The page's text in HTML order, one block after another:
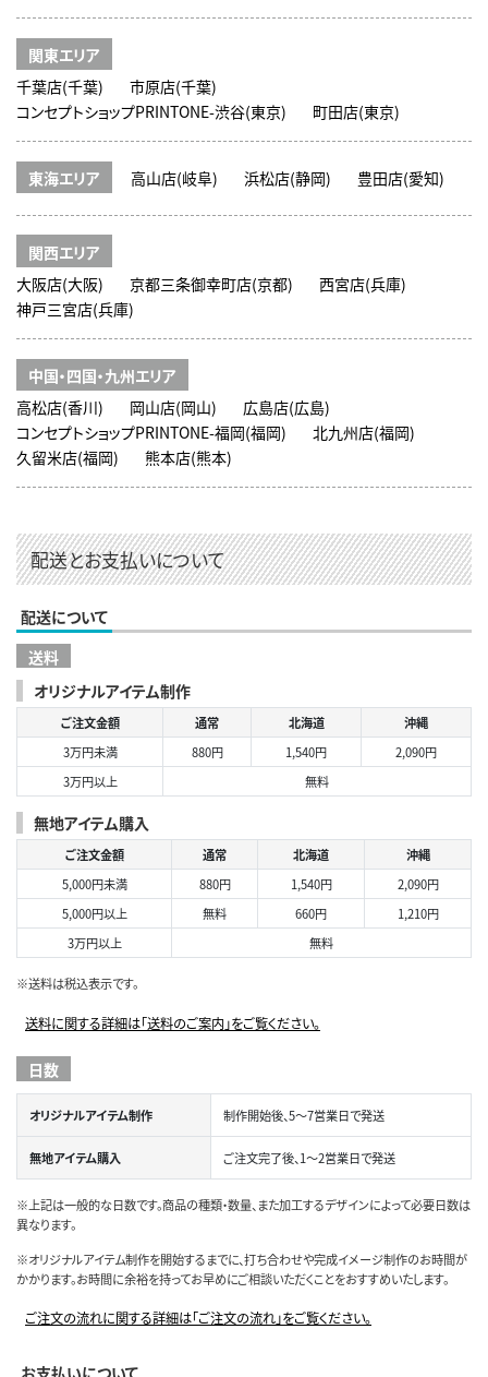
関東エリア
千葉店(千葉)
市原店(千葉)
コンセプトショップPRINTONE-渋谷(東京)
町田店(東京)
東海エリア 高山店(岐阜) 浜松店(静岡) 豊田店(愛知)
関西エリア
大阪店(大阪)
京都三条御幸町店(京都)
西宮店(兵庫)
神戸三宮店(兵庫)
中国・四国・九州エリア
高松店(香川)
岡山店(岡山)
広島店(広島)
コンセプトショップPRINTONE-福岡(福岡)
北九州店(福岡)
久留米店(福岡)
熊本店(熊本)
配送とお支払いについて
配送について
送料
オリジナルアイテム制作
ご注文金額 通常 北海道
沖縄
3万円未満
880円 1,540円
2,090円
3万円以上
無料
無地アイテム購入
ご注文金額 通常 北海道
沖縄
5,000円未満
880円 1,540円
2,090円
5,000円以上
無料 660円
1,210円
3万円以上
無料
※送料は税込表示です。
送料に関する詳細は「送料のご案内」をご覧ください。
日数
オリジナルアイテム制作 制作開始後、5～7営業日で発送
無地アイテム購入 ご注文完了後、1～2営業日で発送
※上記は一般的な日数です。商品の種類・数量、また加工するデザインによって必要日数は
異なります。
※オリジナルアイテム制作を開始するまでに、打ち合わせや完成イメージ制作のお時間が
かかります。お時間に余裕を持ってお早めにご相談いただくことをおすすめいたします。
ご注文の流れに関する詳細は「ご注文の流れ」をご覧ください。
お支払いについて